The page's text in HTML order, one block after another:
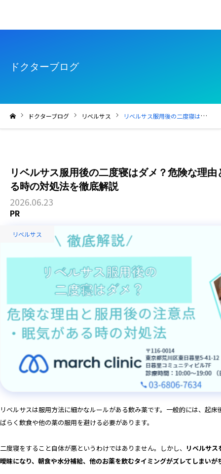
ドクターブログ
ドクターブログ リベルサス リベルサス服用後の二度寝はダメ？危険な理由と服用後の注意点・眠気がある時の対処法を徹底解説
リベルサス服用後の二度寝はダメ？危険な理
る時の対処法を徹底解説
2026.06.23
リベルサス
リベルサスは服用方法に細かなルールがある飲み薬です。一般的には、起
ばらく飲食や他の薬の服用を避ける必要があります。
二度寝をすること自体が悪というわけではありません。しかし、 リベルサス
曖昧になり、朝食や水分補給、他のお薬を飲むタイミングがズレてしまいが